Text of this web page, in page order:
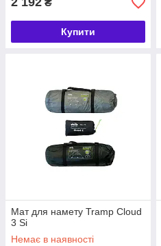
₴
Купити
Мат для намету Tramp Cloud
3 Si
Немає в наявності